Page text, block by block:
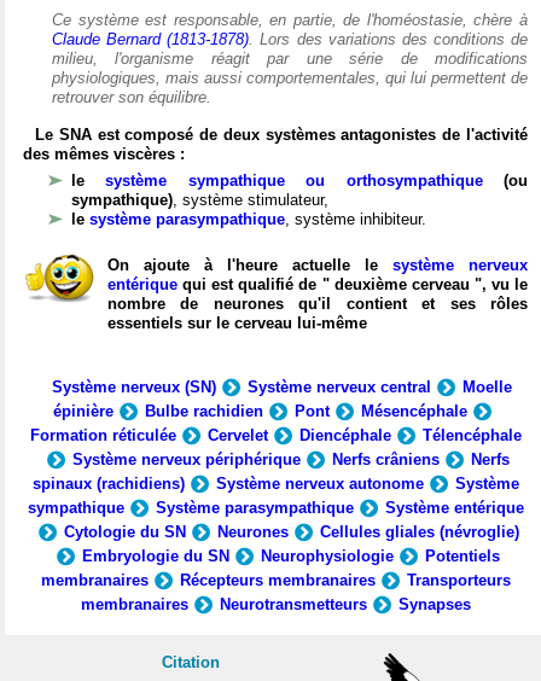
Ce système est responsable, en partie, de l'homéostasie, chère à
Claude Bernard (1813-1878). Lors des variations des conditions de
milieu, l'organisme réagit par une série de modifications
physiologiques, mais aussi comportementales, qui lui permettent de
retrouver son équilibre.
Le SNA est composé de deux systèmes antagonistes de l'activité
des mêmes viscères :
lesystème sympathique ou orthosympathique(ou
sympathique), système stimulateur,
le système parasympathique, système inhibiteur.
On ajoute à l'heure actuelle le système nerveux
entérique qui est qualifié de " deuxième cerveau ", vu le
nombre de neurones qu'il contient et ses rôles
essentiels sur le cerveau lui-même
Système nerveux (SN) Système nerveux central
Moelle
épinière
Bulbe rachidien Pont
Mésencéphale
Formation réticulée
Cervelet Diencéphale
Télencéphale
Système nerveux périphérique
Nerfs crâniens
Nerfs
spinaux (rachidiens)
Système nerveux autonome
Système
sympathique
Système parasympathique
Système entérique
Cytologie du SN
Neurones
Cellules gliales (névroglie)
Embryologie du SN
Neurophysiologie
Potentiels
membranaires
Récepteurs membranaires
Transporteurs
membranaires
Neurotransmetteurs Synapses
Citation